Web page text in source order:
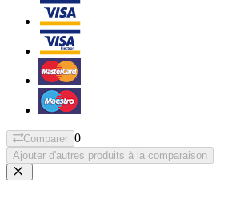
Comparer 0
Ajouter d'autres produits à la comparaison